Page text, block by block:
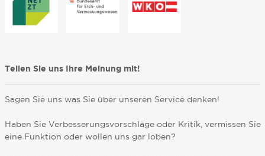
Teilen Sie uns Ihre Meinung mit!
Sagen Sie uns was Sie über unseren Service denken!
Haben Sie Verbesserungsvorschläge oder Kritik, vermissen Sie
eine Funktion oder wollen uns gar loben?